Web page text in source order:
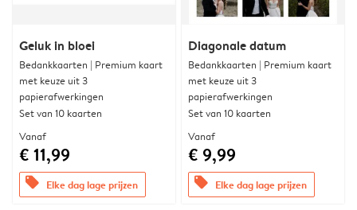
Geluk in bloei
Bedankkaarten | Premium kaart
met keuze uit 3
papierafwerkingen
Set van 10 kaarten
Vanaf
€ 11,99
offers Elke dag lage prijzen
Diagonale datum
Bedankkaarten | Premium kaart
met keuze uit 3
papierafwerkingen
Set van 10 kaarten
Vanaf
€ 9,99
offers Elke dag lage prijzen